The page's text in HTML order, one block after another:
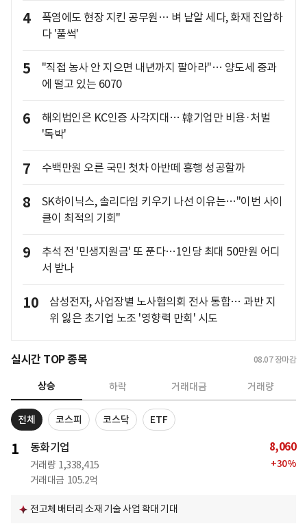
4
폭염에도 현장 지킨 공무원… 벼 낱알 세다, 화재 진압하
다 '풀썩'
5
"직접 농사 안 지으면 내년까지 팔아라"… 양도세 중과
에 떨고 있는 6070
6
해외법인은 KC인증 사각지대… 韓기업만 비용·처벌
'독박'
7 수백만원 오른 국민 첫차 아반떼 흥행 성공할까
8
SK하이닉스, 솔리다임 키우기 나선 이유는…"이번 사이
클이 최적의 기회"
9
추석 전 '민생지원금' 또 푼다…1인당 최대 50만원 어디
서 받나
10
삼성전자, 사업장별 노사협의회 전사 통합… 과반 지
위 잃은 초기업 노조 '영향력 만회' 시도
실시간 TOP 종목 08.07 장마감
상승 하락 거래대금 거래량
전체 코스피 코스닥 ETF
1 동화기업
거래량 1,338,415
거래대금 105.2억
8,060
+30%
전고체 배터리 소재 기술 사업 확대 기대